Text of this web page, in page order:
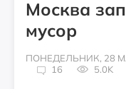
Москва
мусор
ПОНЕДЕЛЬНИК, 28
16
5.0K